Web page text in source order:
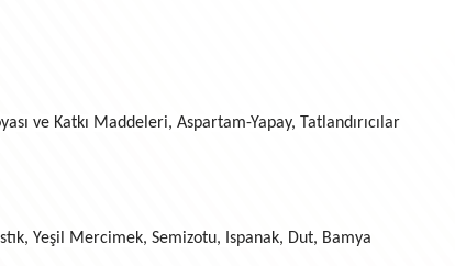
ve Katkı Maddeleri, Aspartam-Yapay, Tatlandırıcılar
Yeşil Mercimek, Semizotu, Ispanak, Dut, Bamya